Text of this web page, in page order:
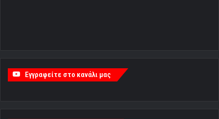
Εγγραφείτε στο κανάλι μας